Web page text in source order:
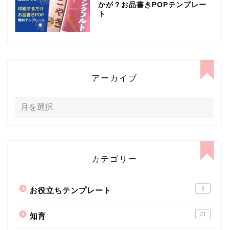
かが？お品書きPOPテンプレー
ト
アーカイブ
カテゴリー
お役立ちテンプレート 8
知育 21